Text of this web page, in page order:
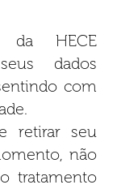
HECE
dados
com
retirar seu
não
tratamento